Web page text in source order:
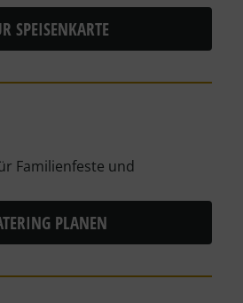
SPEISENKARTE
Familienfeste und
PLANEN